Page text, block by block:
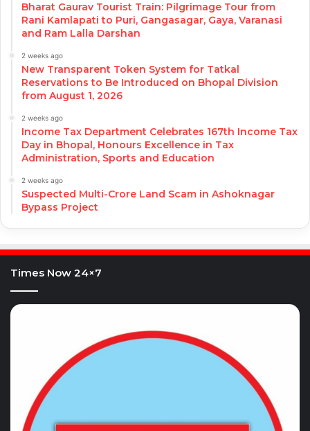
Bharat Gaurav Tourist Train: Pilgrimage Tour from
Rani Kamlapati to Puri, Gangasagar, Gaya, Varanasi
and Ram Lalla Darshan
2 weeks ago
New Transparent Token System for Tatkal
Reservations to Be Introduced on Bhopal Division
from August 1, 2026
2 weeks ago
Income Tax Department Celebrates 167th Income Tax
Day in Bhopal, Honours Excellence in Tax
Administration, Sports and Education
2 weeks ago
Suspected Multi-Crore Land Scam in Ashoknagar
Bypass Project
Times Now 24×7